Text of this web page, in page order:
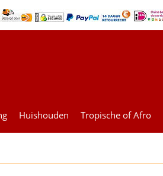
Huishouden Tropische of Afro